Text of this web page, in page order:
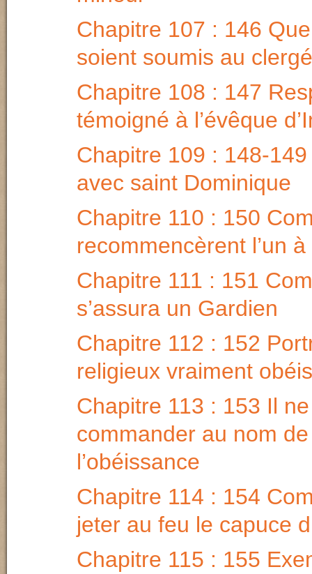
Chapitre 107 : 146
soient soumis au clergé
Chapitre 108 : 147
témoigné à l’évêque
Chapitre 109 : 148-
avec saint Dominique
Chapitre 110 : 150
recommencèrent l’un à
Chapitre 111 : 151
s’assura un Gardien
Chapitre 112 : 152
religieux vraiment
Chapitre 113 : 153 Il
commander au nom de
l’obéissance
Chapitre 114 : 154
jeter au feu le capuce
Chapitre 115 : 155